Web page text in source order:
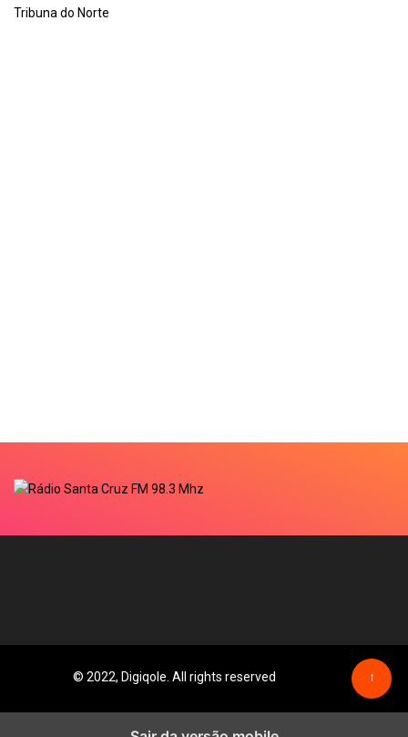
Tribuna do Norte
© 2022, Digiqole. All rights reserved ↑